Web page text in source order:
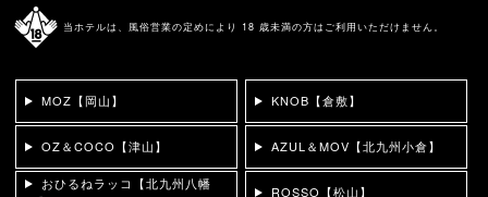
当ホテルは、風俗営業の定めにより 18 歳未満の方はご利用いただけません。
MOZ【岡山】 KNOB【倉敷】
OZ＆COCO【津山】 AZUL＆MOV【北九州小倉】
おひるねラッコ【北九州八幡
ROSSO【松山】